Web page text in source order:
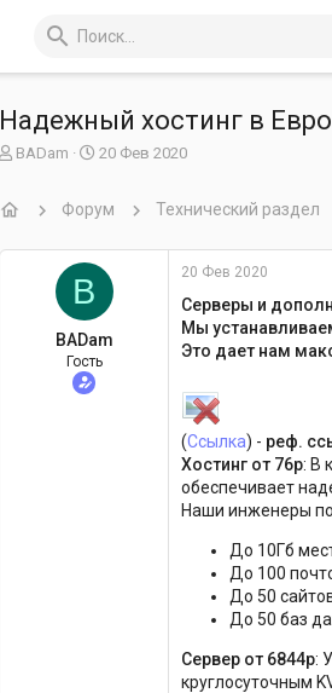
Надежный хостинг в
А
о
BADam
Д
а
а
20 Фев 2020
Форум Технический раздел
B
BADam
Гость
20 Фев 2020
Серверы и
Мы
Это дает нам
(Ссылка) - реф.
Хостинг от 76р: В
обеспечивает
Наши инженеры
До 10Гб
До 100
До 50
До 50 баз
Сервер от 6844р:
круглосуточным